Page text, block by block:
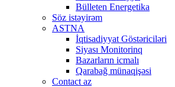
Bülleten Energetika
Söz istəyirəm
ASTNA
İqtisadiyyat Göstəriciləri
Siyası Monitorinq
Bazarların icmalı
Qarabağ münaqişəsi
Contact az